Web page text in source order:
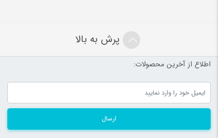
پرش به بالا
اطلاع از آخرین محصولات:
ارسال